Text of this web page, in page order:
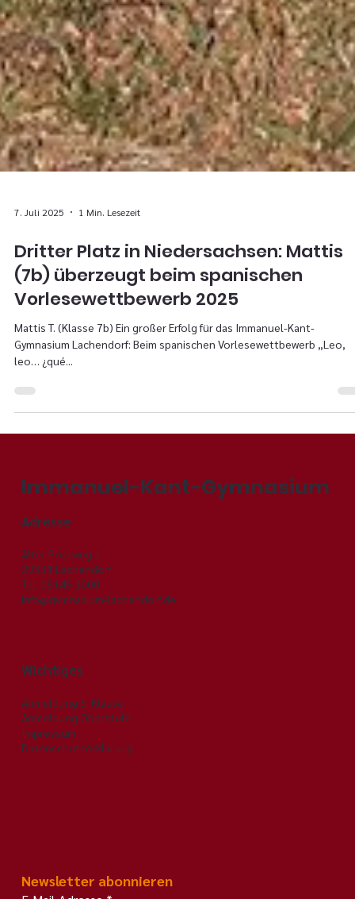
7. Juli 2025 1 Min. Lesezeit
Dritter Platz in Niedersachsen: Mattis
(7b) überzeugt beim spanischen
Vorlesewettbewerb 2025
Mattis T. (Klasse 7b) Ein großer Erfolg für das Immanuel-Kant-
leo… ¿qué...
Immanuel-Kant-Gymnasium
Adresse
Alter Postweg 1
29331 Lachendorf
Wichtiges
Anmeldung 5. Klasse
Anmeldung Oberstufe